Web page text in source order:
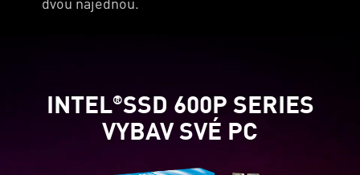
INTEL®SSD 600P SERIES
VYBAV SVÉ PC